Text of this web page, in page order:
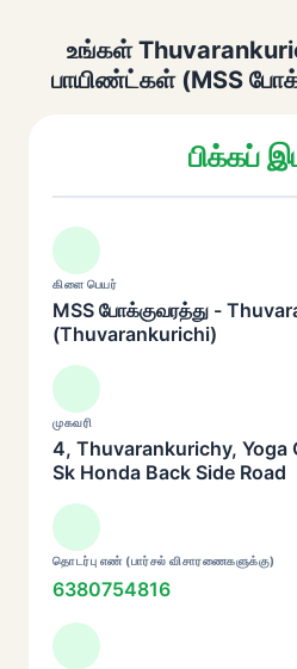
உங்கள்
பாயிண்ட்கள் (MSS
பிக்கப்
கிளை பெயர்
MSS போக்குவரத்து -
(Thuvarankurichi)
முகவரி
4, Thuvarankurichy, Yoga
Sk Honda Back Side Road
தொடர்பு எண் (பார்சல் விசாரணைகளுக்கு)
6380754816